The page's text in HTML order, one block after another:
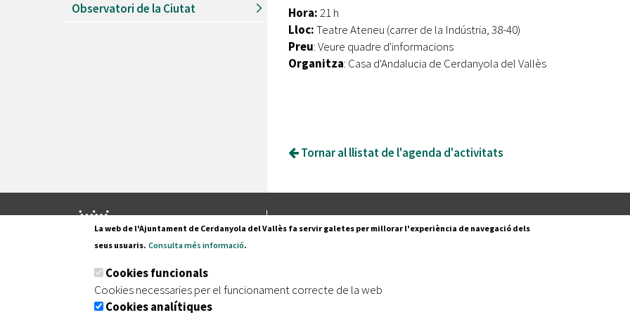
Observatori de la Ciutat Hora:21 h
Lloc:Teatre Ateneu (carrer de la Indústria, 38-40)
Preu: Veure quadre d'informacions
Organitza: Casa d'Andalucia de Cerdanyola del Vallès
Tornar al llistat de l'agenda d'activitats
Pl. Francesc Layret, s/n
Segueix-nos a:
| Avís legal | Protecció de dades
La web de l'Ajuntament de Cerdanyola del Vallès fa servir galetes per millorar l'experiència de navegació dels
seus usuaris. Consulta més informació.
Cookies funcionals
Cookies necessaries per el funcionament correcte de la web
Cookies analítiques